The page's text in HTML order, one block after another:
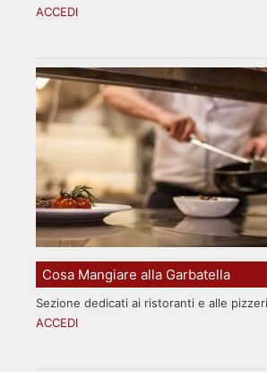
ACCEDI
Cosa Mangiare alla Garbatella
Sezione dedicati ai ristoranti e alle
ACCEDI